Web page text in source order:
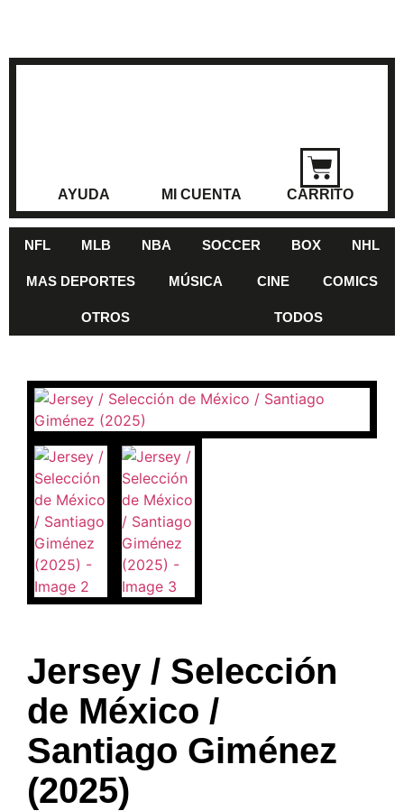
AYUDA MI CUENTA CARRITO
NFL MLB NBA SOCCER BOX NHL
MAS DEPORTES MÚSICA CINE COMICS
OTROS TODOS
Jersey / Selección
de México /
Santiago Giménez
(2025)